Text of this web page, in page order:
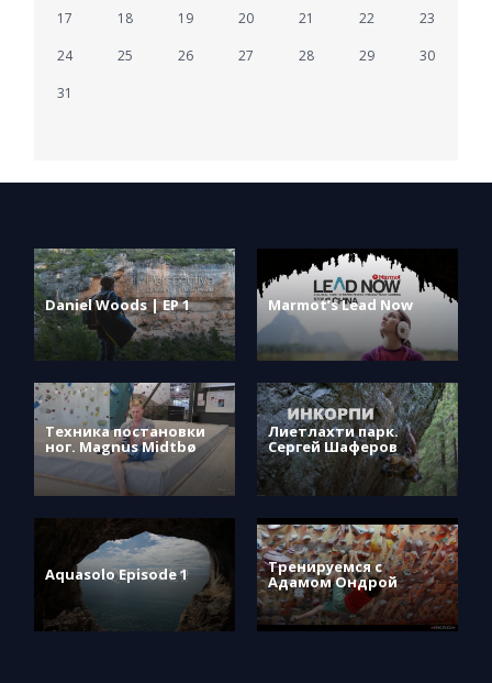
17
18 19 20 21 22
23
24
25 26 27 28 29
30
31
Daniel Woods | EP 1 Marmot’s Lead Now
Техника постановки
ног. Magnus Midtbø
Лиетлахти парк.
Сергей Шаферов
Aquasolo Episode 1 Тренируемся с
Адамом Ондрой